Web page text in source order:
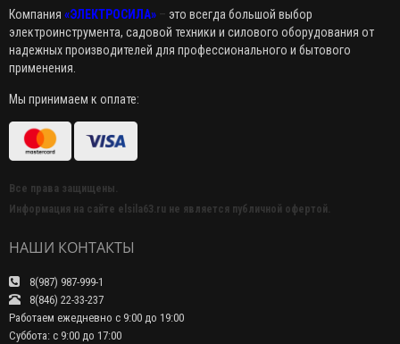
Компания «ЭЛЕКТРОСИЛА» – это всегда большой выбор
электроинструмента, садовой техники и силового оборудования от
надежных производителей для профессионального и бытового
применения.
Мы принимаем к оплате:
Все права защищены.
Информация на сайте elsila63.ru не является публичной офертой.
НАШИ КОНТАКТЫ
8(987) 987-999-1
8(846) 22-33-237
Работаем ежедневно с 9:00 до 19:00
Суббота: с 9:00 до 17:00